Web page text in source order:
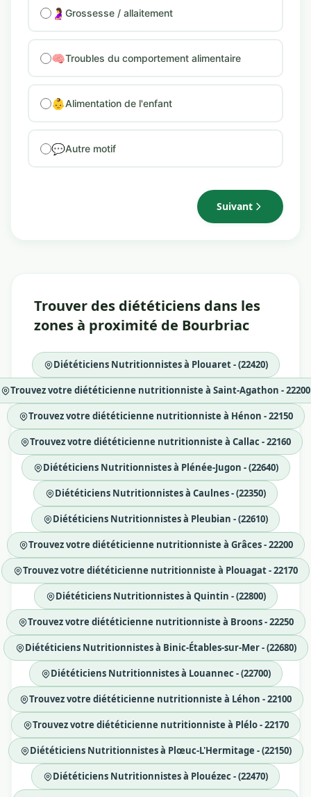
🤰 Grossesse / allaitement
🧠Troubles du comportement alimentaire
👶Alimentation de l'enfant
💬Autre motif
Suivant
Trouver des diététiciens dans les
zones à proximité de Bourbriac
Diététiciens Nutritionnistes à Plouaret - (22420)
Trouvez votre diététicienne nutritionniste à Saint-Agathon - 22200
Trouvez votre diététicienne nutritionniste à Hénon - 22150
Trouvez votre diététicienne nutritionniste à Callac - 22160
Diététiciens Nutritionnistes à Plénée-Jugon - (22640)
Diététiciens Nutritionnistes à Caulnes - (22350)
Diététiciens Nutritionnistes à Pleubian - (22610)
Trouvez votre diététicienne nutritionniste à Grâces - 22200
Trouvez votre diététicienne nutritionniste à Plouagat - 22170
Diététiciens Nutritionnistes à Quintin - (22800)
Trouvez votre diététicienne nutritionniste à Broons - 22250
Diététiciens Nutritionnistes à Binic-Étables-sur-Mer - (22680)
Diététiciens Nutritionnistes à Louannec - (22700)
Trouvez votre diététicienne nutritionniste à Léhon - 22100
Trouvez votre diététicienne nutritionniste à Plélo - 22170
Diététiciens Nutritionnistes à Plœuc-L'Hermitage - (22150)
Diététiciens Nutritionnistes à Plouézec - (22470)